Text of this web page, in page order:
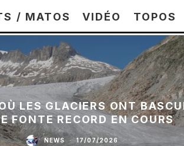
/ MATOS VIDÉO TOPOS
LES GLACIERS ONT
FONTE RECORD EN COURS
NEWS · 17/07/2026